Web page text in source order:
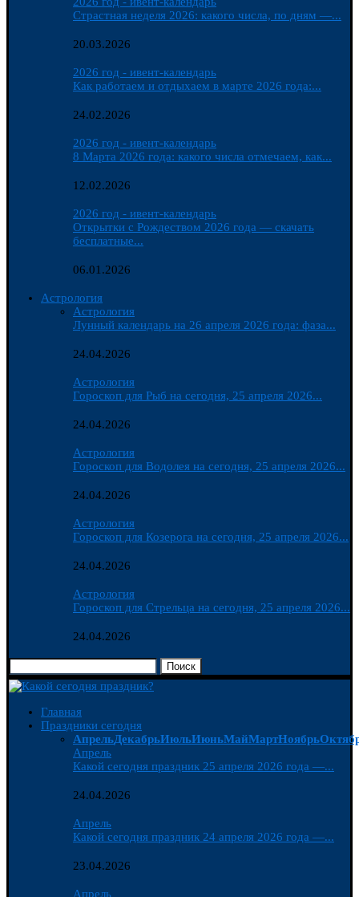
Страстная неделя 2026: какого числа, по дням —...
20.03.2026
2026 год - ивент-календарь
Как работаем и отдыхаем в марте 2026 года:...
24.02.2026
2026 год - ивент-календарь
8 Марта 2026 года: какого числа отмечаем, как...
12.02.2026
2026 год - ивент-календарь
Открытки с Рождеством 2026 года — скачать
бесплатные...
06.01.2026
Астрология
Астрология
Лунный календарь на 26 апреля 2026 года: фаза...
24.04.2026
Астрология
Гороскоп для Рыб на сегодня, 25 апреля 2026...
24.04.2026
Астрология
Гороскоп для Водолея на сегодня, 25 апреля 2026...
24.04.2026
Астрология
Гороскоп для Козерога на сегодня, 25 апреля 2026...
24.04.2026
Астрология
Гороскоп для Стрельца на сегодня, 25 апреля 2026...
24.04.2026
Поиск
Главная
Праздники сегодня
АпрельДекабрьИюльИюньМайМартНоябрь
Апрель
Какой сегодня праздник 25 апреля 2026 года —...
24.04.2026
Апрель
Какой сегодня праздник 24 апреля 2026 года —...
23.04.2026
Апрель